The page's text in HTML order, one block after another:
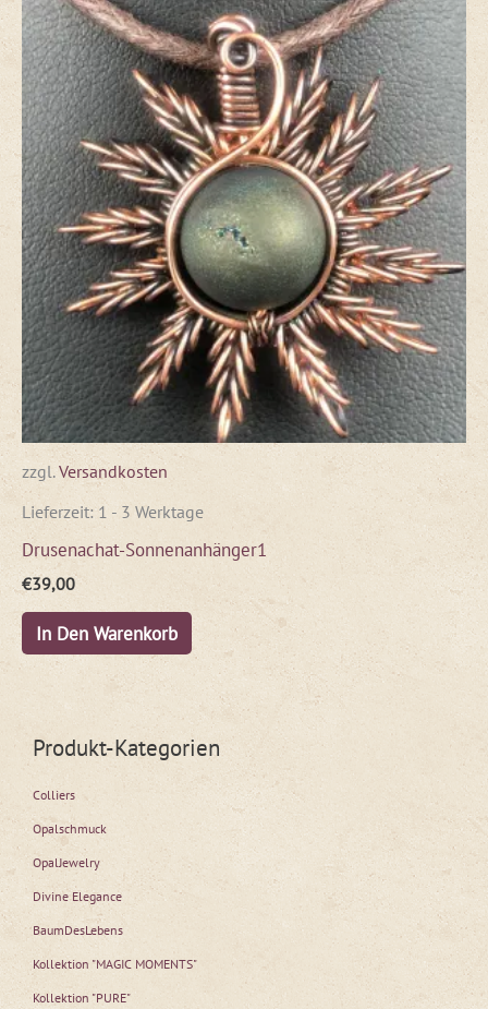
zzgl.Versandkosten
Lieferzeit:1 - 3 Werktage
Drusenachat-Sonnenanhänger1
€39,00
In Den Warenkorb
Produkt-Kategorien
Colliers
Opalschmuck
OpalJewelry
Divine Elegance
BaumDesLebens
Kollektion "MAGIC MOMENTS"
Kollektion "PURE"